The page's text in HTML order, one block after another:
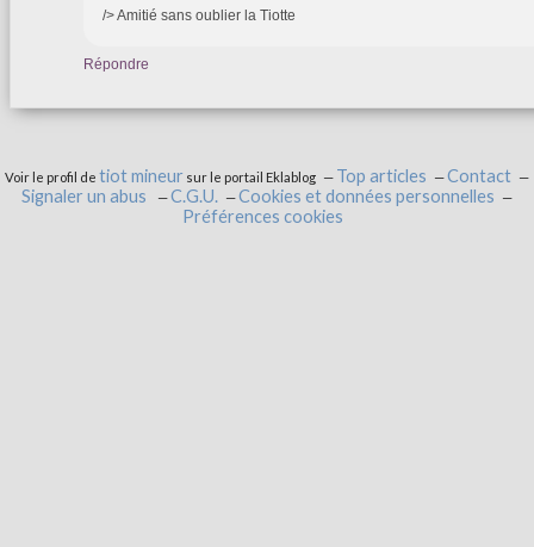
/> Amitié sans oublier la Tiotte
Répondre
Voir le profil de tiot mineur sur le portail Eklablog Top articles
Contact
Signaler un abus
C.G.U.
Cookies et données personnelles
Préférences cookies